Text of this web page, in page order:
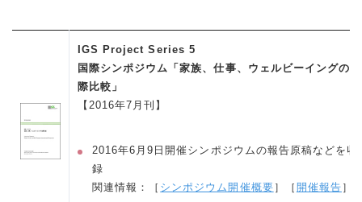
IGS Project Series 5
国際シンポジウム「家族、仕事、ウェルビーイングの国
際比較」
【2016年7月刊】
2016年6月9日開催シンポジウムの報告原稿などを収
録
関連情報：［ シンポジウム開催概要 ］［ 開催報告 ］